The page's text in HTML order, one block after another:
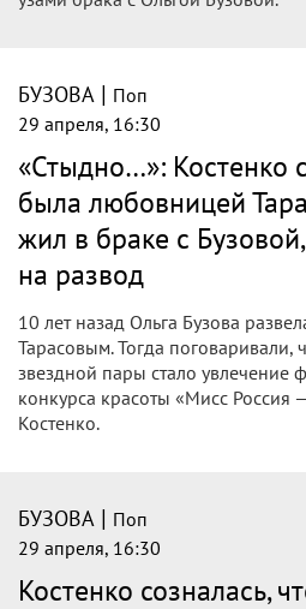
«Стыдно»: Анастасия
призналась, что была
Дмитрия Тарасова,
браке с Ольгой
Финалистка конкурса «Мисс
Костенко сделала неожиданное
Дмитрия Тарасова в тот период,
с Ольгой Бузовой.
Костенко призналась,
любовницей Тарасова
его к разводу с